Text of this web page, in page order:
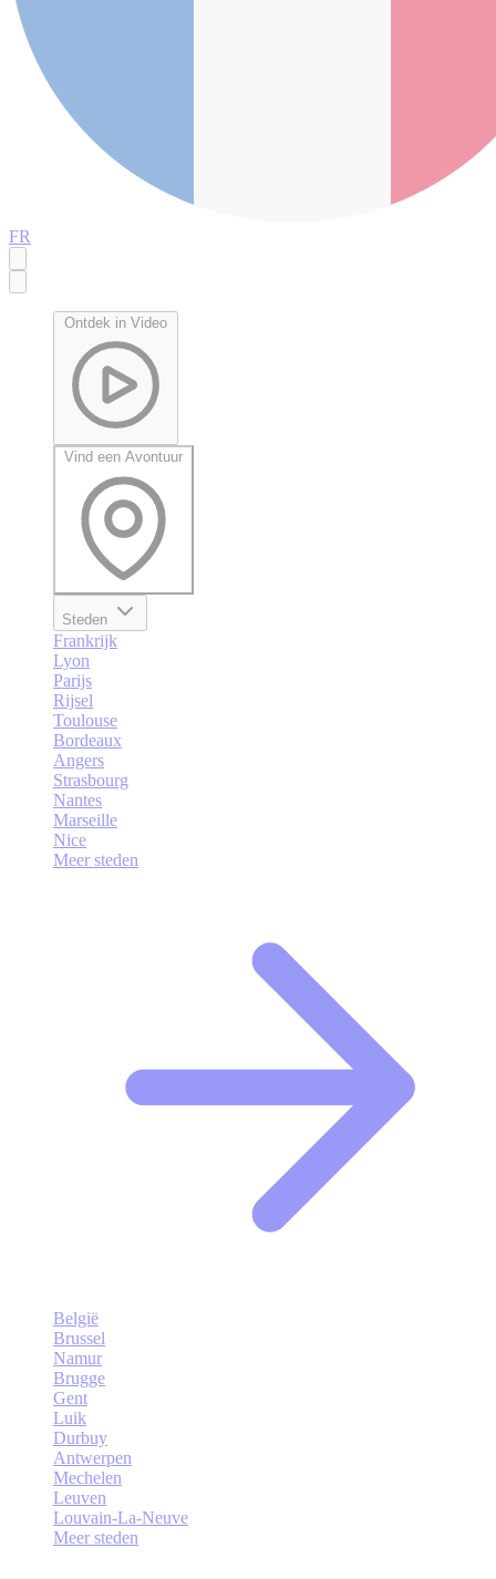
FR
Ontdek in Video
Vind een Avontuur
Steden
Frankrijk
Lyon
Parijs
Rijsel
Toulouse
Bordeaux
Angers
Strasbourg
Nantes
Marseille
Nice
Meer steden
België
Brussel
Namur
Brugge
Gent
Luik
Durbuy
Antwerpen
Mechelen
Leuven
Louvain-La-Neuve
Meer steden